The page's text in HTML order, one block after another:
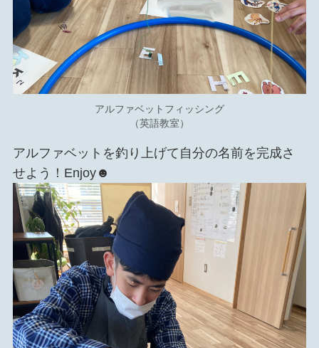
アルファベットフィッシング
（英語教室）
アルファベットを釣り上げて自分の名前を完成さ
せよう！Enjoy☻